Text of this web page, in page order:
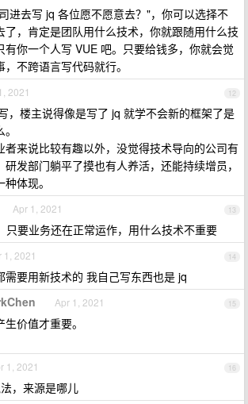
进去写 jq 各位愿不愿意去？"，你可以选择不
了，肯定是团队用什么技术，你就跟随用什么技
有你一个人写 VUE 吧。只要给钱多，你就会觉
不跨语言写代码就行。
12
2021
，楼主说得像是写了 jq 就学不会新的框架了是
者来说比较有趣以外，没觉得技术导向的公司有
发部门躺平了摸也有人养活，还能持续增员，
体现。
13
Apr 1, 2021
只要业务还在正常运作，用什么技术不重要
14
1, 2021
需要用新技术的 我自己写东西也是 jq
15
Apr 1, 2021
价值才重要。
16
1, 2021
，来源是哪儿